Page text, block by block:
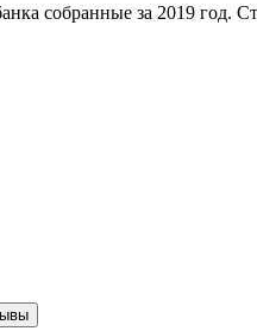
собранные за 2019 год.